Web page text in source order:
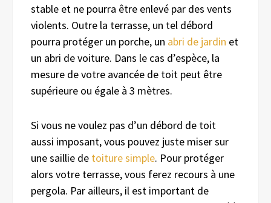
stable et ne pourra être enlevé par des vents
violents. Outre la terrasse, un tel débord
pourra protéger un porche, un abri de jardin et
un abri de voiture. Dans le cas d’espèce, la
mesure de votre avancée de toit peut être
supérieure ou égale à 3 mètres.
Si vous ne voulez pas d’un débord de toit
aussi imposant, vous pouvez juste miser sur
une saillie de toiture simple. Pour protéger
alors votre terrasse, vous ferez recours à une
pergola. Par ailleurs, il est important de